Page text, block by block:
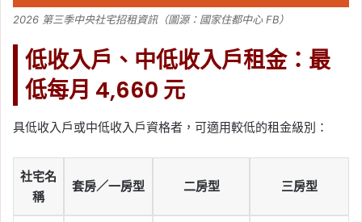
2026 第三季中央社宅招租資訊（圖源：國家住都中心 FB）
低收入戶、中低收入戶租金：最
低每月 4,660 元
具低收入戶或中低收入戶資格者，可適用較低的租金級別：
社宅名
稱
套房／一房型 二房型 三房型